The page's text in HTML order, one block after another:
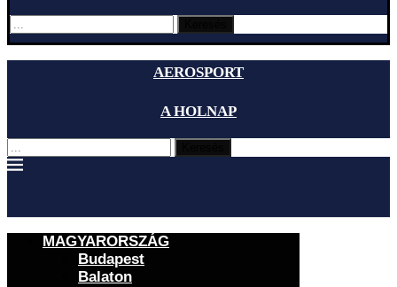
AEROSPORT
A HOLNAP
MAGYARORSZÁG
Budapest
Balaton